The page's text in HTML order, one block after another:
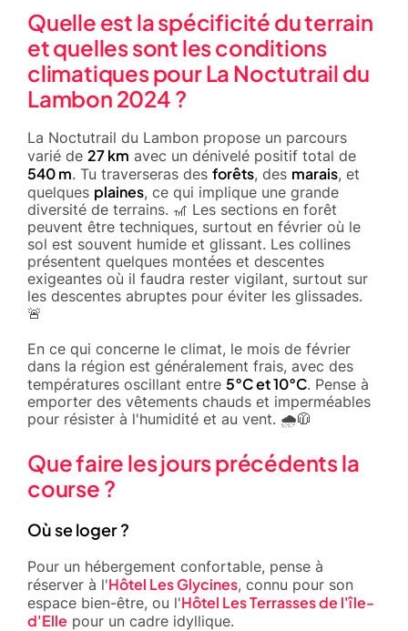
Quelle est la spécificité du terrain
et quelles sont les conditions
climatiques pour La Noctutrail du
Lambon 2024 ?
La Noctutrail du Lambon propose un parcours
varié de 27 km avec un dénivelé positif total de
540 m. Tu traverseras des forêts, des marais, et
quelques plaines, ce qui implique une grande
diversité de terrains. 🎢 Les sections en forêt
peuvent être techniques, surtout en février où le
sol est souvent humide et glissant. Les collines
présentent quelques montées et descentes
exigeantes où il faudra rester vigilant, surtout sur
les descentes abruptes pour éviter les glissades.
🚨
En ce qui concerne le climat, le mois de février
dans la région est généralement frais, avec des
températures oscillant entre 5°C et 10°C. Pense à
emporter des vêtements chauds et imperméables
pour résister à l'humidité et au vent. 🌧️🧥
Que faire les jours précédents la
course ?
Où se loger ?
Pour un hébergement confortable, pense à
réserver à l'Hôtel Les Glycines, connu pour son
espace bien-être, ou l'Hôtel Les Terrasses de l'île-
d'Elle pour un cadre idyllique.